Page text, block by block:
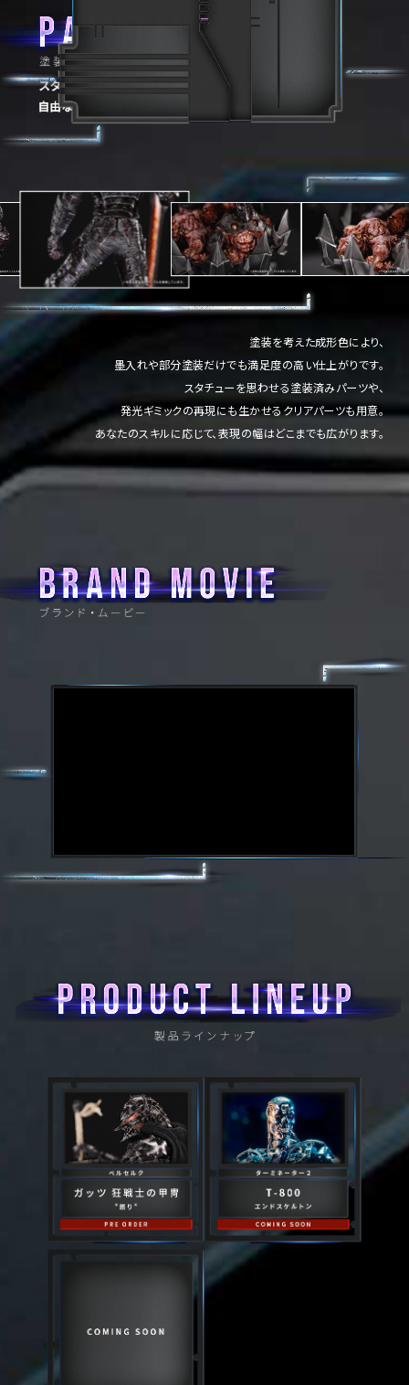
塗装を考えた成形色により、
墨入れや部分塗装だけでも満足度の高い仕上がりです。
スタチューを思わせる塗装済みパーツや、
発光ギミックの再現にも生かせるクリアパーツも用意。
あなたのスキルに応じて、表現の幅はどこまでも広がります。